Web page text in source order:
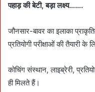
पहाड़ की बेटी, बड़ा लक्ष्य…….
जौनसार-बावर का इलाका
प्रतियोगी परीक्षाओं की तैयारी
कोचिंग संस्थान, लाइब्रेरी,
ही मिलते हैं।